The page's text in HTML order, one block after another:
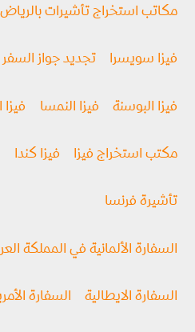
مكاتب استخراج تأشيرات بالرياض
فيزا سويسرا تجديد جواز
فيزا البوسنة فيزا النمسا
مكتب استخراج فيزا فيزا كندا
تأشيرة فرنسا
السفارة الألمانية في المملكة
السفارة الايطالية السفارة